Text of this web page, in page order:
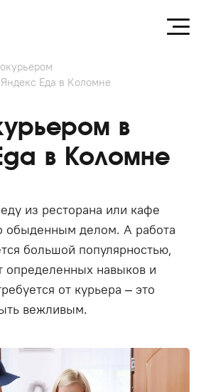
Еда в Коломне
в
в Коломне
из ресторана или кафе
обыденным делом. А работа
большой популярностью,
определенных навыков и
от курьера – это
вежливым.